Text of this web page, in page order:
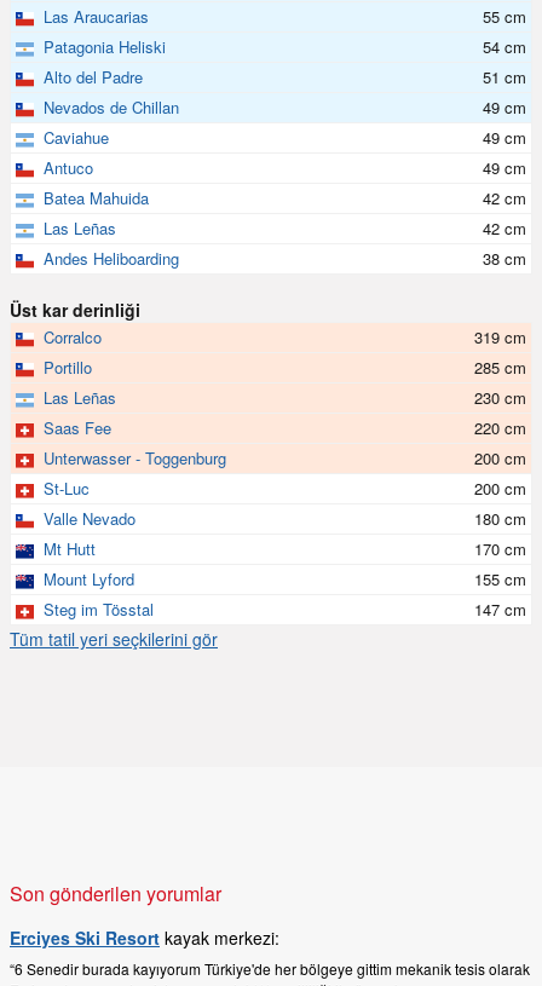
Las Araucarias
55 cm
Patagonia Heliski
54 cm
Alto del Padre
51 cm
Nevados de Chillan
49 cm
Caviahue
49 cm
Antuco
49 cm
Batea Mahuida
42 cm
Las Leñas
42 cm
Andes Heliboarding
38 cm
Üst kar derinliği
Corralco
319 cm
Portillo
285 cm
Las Leñas
230 cm
Saas Fee
220 cm
Unterwasser - Toggenburg
200 cm
St-Luc
200 cm
Valle Nevado
180 cm
Mt Hutt
170 cm
Mount Lyford
155 cm
Steg im Tösstal
147 cm
Tüm tatil yeri seçkilerini gör
Son gönderilen yorumlar
Erciyes Ski Resort kayak merkezi:
“6 Senedir burada kayıyorum Türkiye'de her bölgeye gittim mekanik tesis olarak